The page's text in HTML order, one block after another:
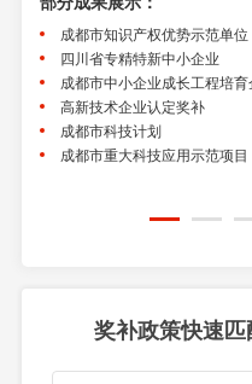
成都市知识产权优势示范单位
四川省专精特新中小企业
成都市中小企业成长工程培育
高新技术企业认定奖补
成都市科技计划
成都市重大科技应用示范项目
奖补政策快速